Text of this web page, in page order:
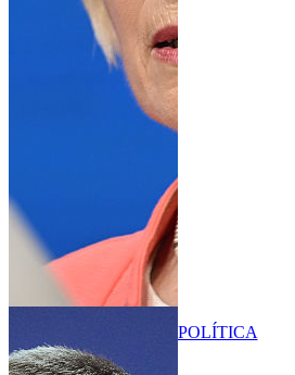
POLÍTICA